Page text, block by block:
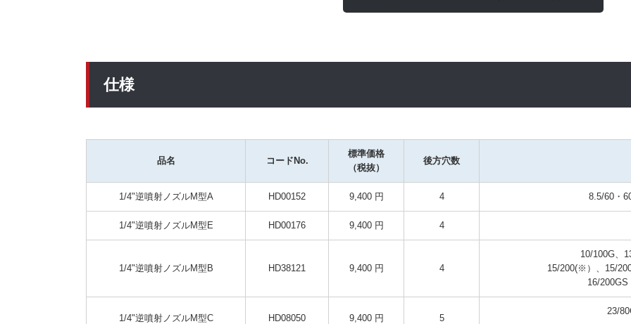
仕様
品名 コードNo.
標準価格
（税抜）
後方穴数
1/4"逆噴射ノズルM型A HD00152 9,400 円 4 8.5/60・
1/4"逆噴射ノズルM型E HD00176 9,400 円 4
1/4"逆噴射ノズルM型B HD38121 9,400 円 4
10/100G、
15/200(※）、15/
1/4"逆噴射ノズルM型C HD08050 9,400 円 5
23/